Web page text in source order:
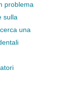
problema
sulla
una